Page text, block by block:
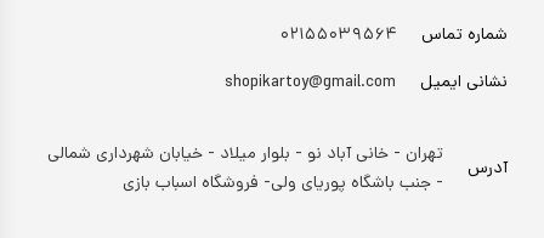
شماره تماس
۰۲۱۵۵۰۳۹۵۶۴
نشانی ایمیل
shopikartoy@gmail.com
آدرس
تهران - خانی آباد نو - بلوار میلاد - خیابان شهرداری شمالی
- جنب باشگاه پوریای ولی- فروشگاه اسباب بازی